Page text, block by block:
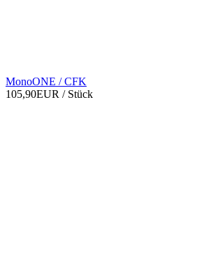
MonoONE / CFK
105,90EUR / Stück